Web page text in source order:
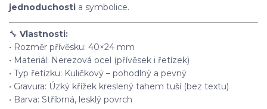
jednoduchosti a symbolice.
🔧 Vlastnosti:
• Rozměr přívěsku: 40×24 mm
• Materiál: Nerezová ocel (přívěsek i řetízek)
• Typ řetízku: Kuličkový – pohodlný a pevný
• Gravura: Úzký křížek kreslený tahem tuší (bez textu)
• Barva: Stříbrná, lesklý povrch